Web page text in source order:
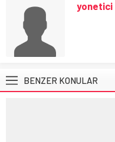
yonetici
BENZER KONULAR